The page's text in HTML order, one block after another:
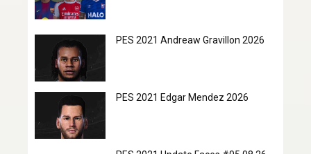
PES 2021 Andreaw Gravillon 2026
PES 2021 Edgar Mendez 2026